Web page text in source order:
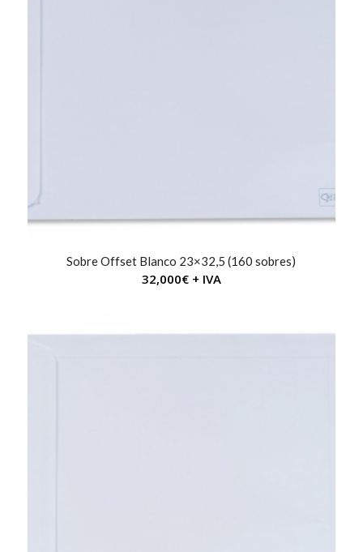
Sobre Offset Blanco 23×32,5 (160 sobres)
32,000€+ IVA